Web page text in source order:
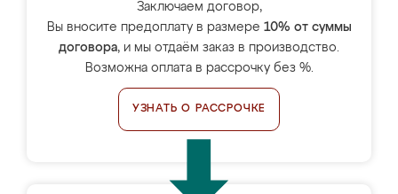
Заключаем договор,
Вы вносите предоплату в размере 10% от суммы
договора, и мы отдаём заказ в производство.
Возможна оплата в рассрочку без %.
УЗНАТЬ О РАССРОЧКЕ